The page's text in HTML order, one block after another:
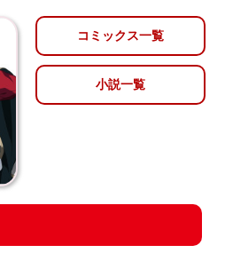
コミックス一覧
小説一覧